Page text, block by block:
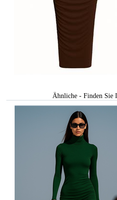
Ähnliche - Finden Sie